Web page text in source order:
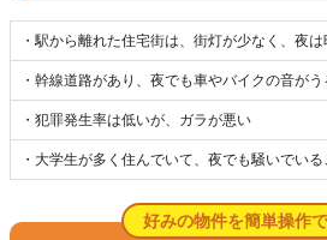
・駅から離れた住宅街は、街灯が少なく、夜
・幹線道路があり、夜でも車やバイクの音が
・犯罪発生率は低いが、ガラが悪い
・大学生が多く住んでいて、夜でも騒いでい
好みの物件を簡単操作